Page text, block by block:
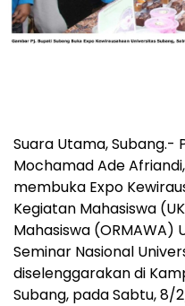
Suara Utama, Subang.-
Mochamad Ade
membuka Expo
Kegiatan Mahasiswa
Mahasiswa (ORMAWA)
Seminar Nasional
diselenggarakan di
Subang, pada Sabtu, 8/